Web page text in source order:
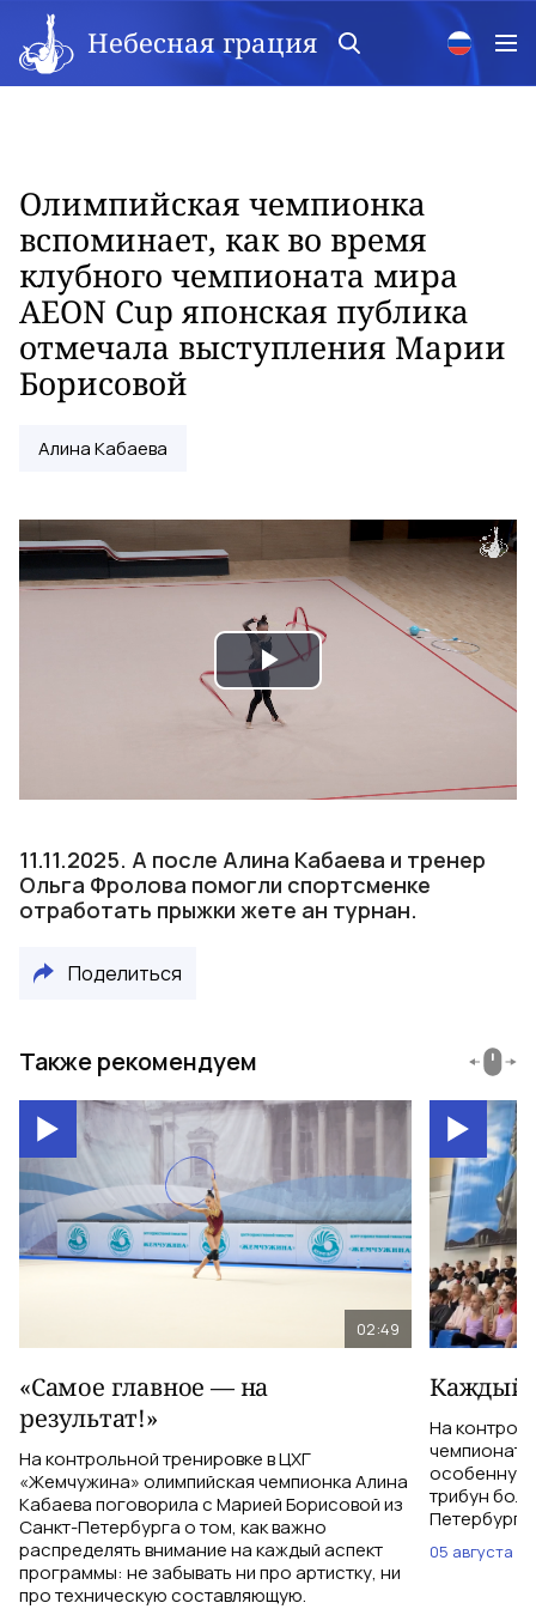
Небесная грация
Олимпийская чемпионка
вспоминает, как во время
клубного чемпионата мира
AEON Cup японская публика
отмечала выступления Марии
Борисовой
Алина Кабаева
Play
Video
11.11.2025. А после Алина Кабаева и тренер
Ольга Фролова помогли спортсменке
отработать прыжки жете ан турнан.
Поделиться
Также рекомендуем
02:49
«Самое главное — на
результат!»
На контрольной тренировке в ЦХГ
«Жемчужина» олимпийская чемпионка Алина
Кабаева поговорила с Марией Борисовой из
Санкт-Петербурга о том, как важно
распределять внимание на каждый аспект
программы: не забывать ни про артистку, ни
про техническую составляющую.
Каждый
На
особенную
трибун
05 августа